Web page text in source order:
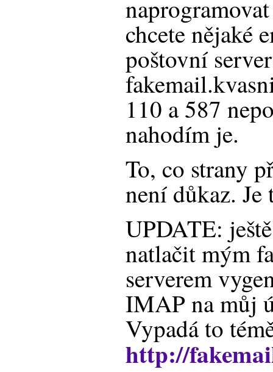
chcete nějaké
poštovní
110 a 587
nahodím je.
To, co strany
není důkaz.
UPDATE:
natlačit mým
serverem
IMAP na můj
Vypadá to
http://